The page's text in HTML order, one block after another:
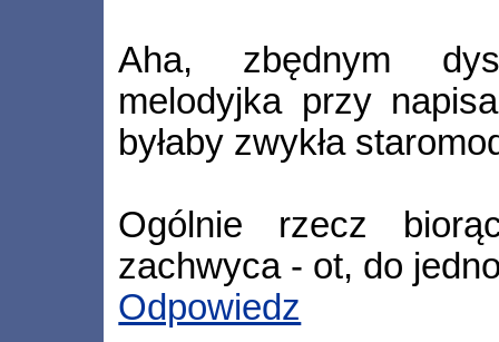
Aha, zbędnym
melodyjka przy
byłaby zwykła
Ogólnie rzecz
zachwyca - ot, do
Odpowiedz